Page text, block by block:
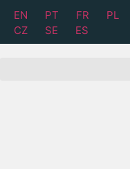
EN PT FR PL
CZ
SE ES